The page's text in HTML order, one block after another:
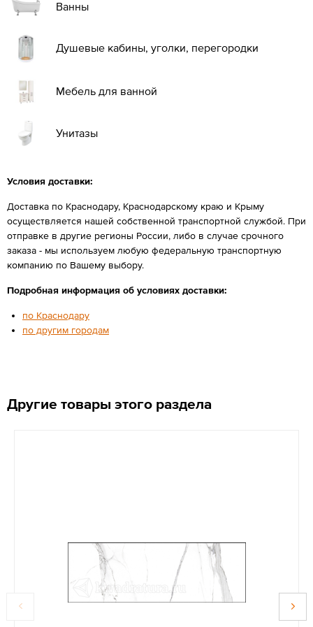
Ванны
Душевые кабины, уголки, перегородки
Мебель для ванной
Унитазы
Условия доставки:
Доставка по Краснодару, Краснодарскому краю и Крыму
осуществляется нашей собственной транспортной службой. При
отправке в другие регионы России, либо в случае срочного
заказа - мы используем любую федеральную транспортную
компанию по Вашему выбору.
Подробная информация об условиях доставки:
по Краснодару
по другим городам
Другие товары этого раздела